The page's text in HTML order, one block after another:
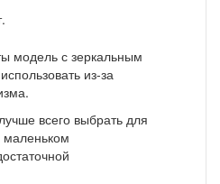
модель с зеркальным
из-за
всего выбрать для
маленьком